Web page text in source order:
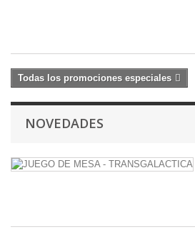
Todas los promociones especiales
NOVEDADES